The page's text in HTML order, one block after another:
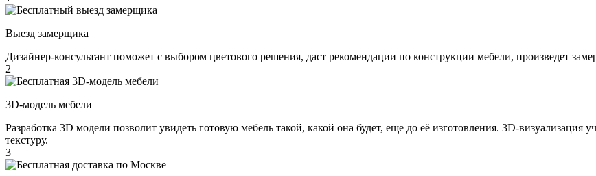
Выезд замерщика
Дизайнер-консультант поможет с выбором цветового решения, даст рекомендации по конструкции мебели, произведет
2
3D-модель мебели
Разработка 3D модели позволит увидеть готовую мебель такой, какой она будет, еще до её изготовления. 3D-
текстуру.
3